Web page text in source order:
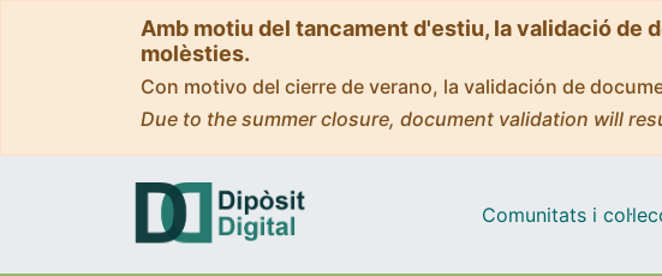
Amb motiu del tancament d'estiu, la validació de
molèsties.
Con motivo del cierre de verano, la validación de
Due to the summer closure, document validation will
Comunitats i